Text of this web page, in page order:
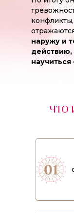
конфликты,
наружу и
действию,
научиться
ЧТО